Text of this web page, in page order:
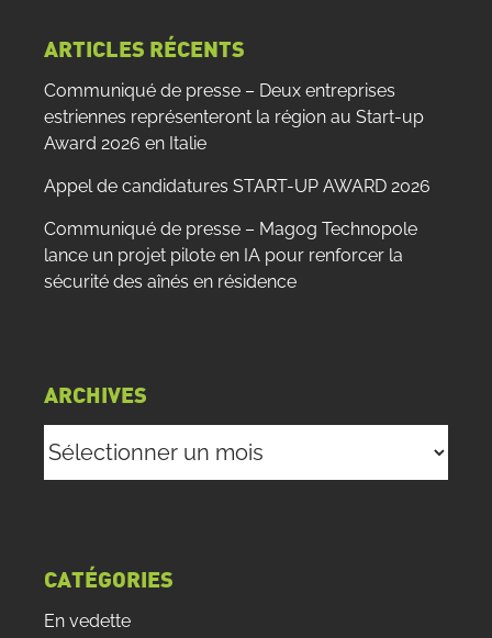
ARTICLES RÉCENTS
Communiqué de presse – Deux entreprises
estriennes représenteront la région au Start-up
Award 2026 en Italie
Appel de candidatures START-UP AWARD 2026
Communiqué de presse – Magog Technopole
lance un projet pilote en IA pour renforcer la
sécurité des aînés en résidence
ARCHIVES
CATÉGORIES
En vedette